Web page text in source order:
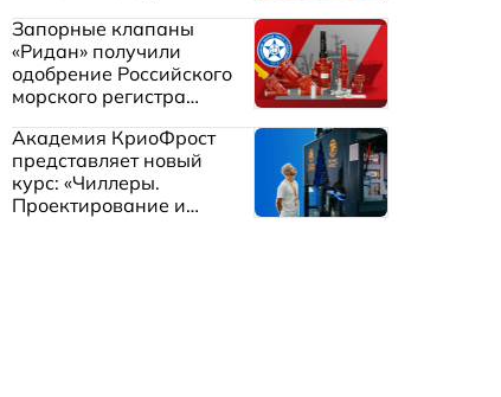
Запорные клапаны
«Ридан» получили
одобрение Российского
морского регистра
Академия КриоФрост
представляет новый
курс: «Чиллеры.
Проектирование и